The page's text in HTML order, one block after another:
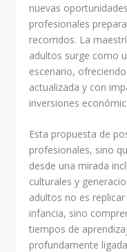
nuevas
profesionales
recorridos. La
adultos surge como
escenario,
actualizada y con
inversiones
Esta propuesta de
profesionales, sino
desde una mirada
culturales y
adultos no es
infancia, sino
tiempos de
profundamente